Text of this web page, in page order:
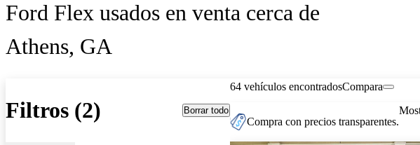
Ford Flex usados en venta cerca de
Athens, GA
Filtros (2) Borrar todo
64 vehículos encontradosCompara
Compra con precios transparentes.